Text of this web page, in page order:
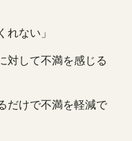
れない」
対して不満を感じる
だけで不満を軽減で